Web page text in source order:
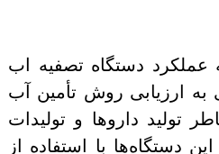
دستگاه تصفیه اب
ارزیابی روش تأمین آب
تولید داروها و تولیدات
دستگاه‌ها با استفاده از